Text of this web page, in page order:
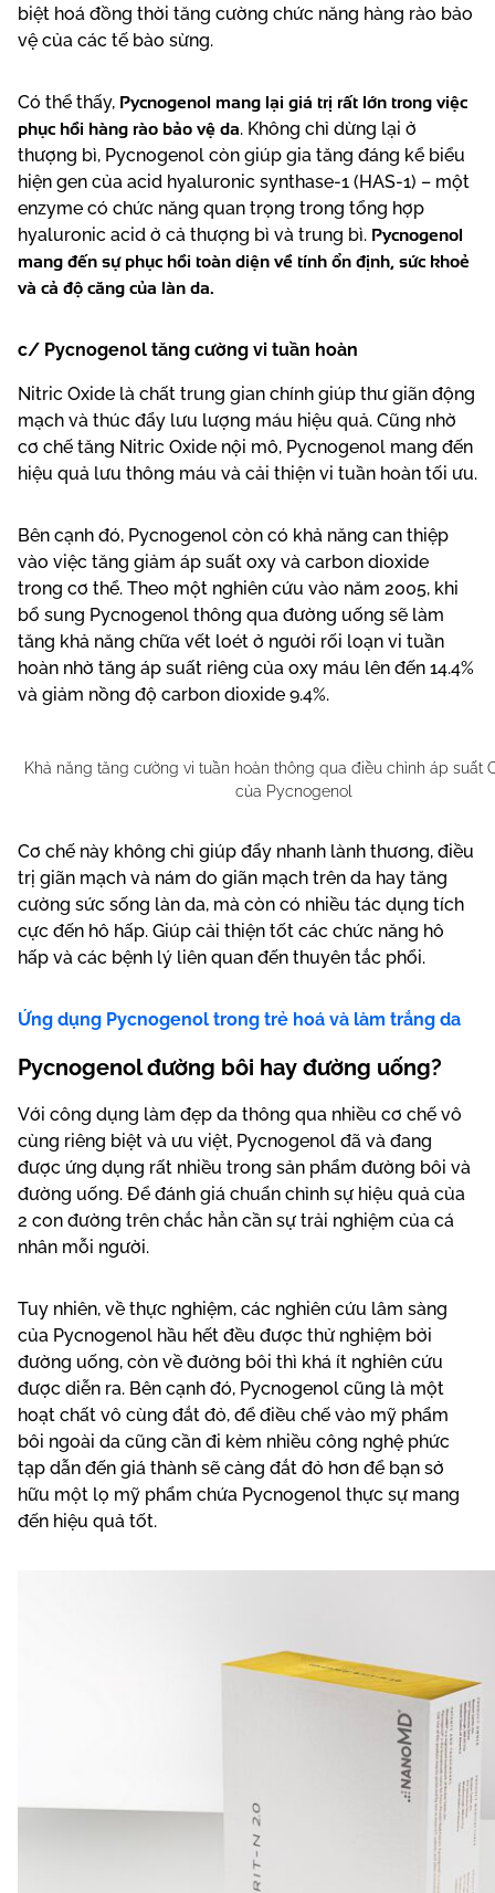
biệt hoá đồng thời tăng cường chức năng hàng rào bảo
vệ của các tế bào sừng.
Có thể thấy, Pycnogenol mang lại giá trị rất lớn trong việc
phục hồi hàng rào bảo vệ da. Không chỉ dừng lại ở
thượng bì, Pycnogenol còn giúp gia tăng đáng kể biểu
hiện gen của acid hyaluronic synthase-1 (HAS-1) – một
enzyme có chức năng quan trọng trong tổng hợp
hyaluronic acid ở cả thượng bì và trung bì. Pycnogenol
mang đến sự phục hồi toàn diện về tính ổn định, sức khoẻ
và cả độ căng của làn da.
c/ Pycnogenol tăng cường vi tuần hoàn
Nitric Oxide là chất trung gian chính giúp thư giãn động
mạch và thúc đẩy lưu lượng máu hiệu quả. Cũng nhờ
cơ chế tăng Nitric Oxide nội mô, Pycnogenol mang đến
hiệu quả lưu thông máu và cải thiện vi tuần hoàn tối ưu.
Bên cạnh đó, Pycnogenol còn có khả năng can thiệp
vào việc tăng giảm áp suất oxy và carbon dioxide
trong cơ thể. Theo một nghiên cứu vào năm 2005, khi
bổ sung Pycnogenol thông qua đường uống sẽ làm
tăng khả năng chữa vết loét ở người rối loạn vi tuần
hoàn nhờ tăng áp suất riêng của oxy máu lên đến 14.4%
và giảm nồng độ carbon dioxide 9.4%.
Khả năng tăng cường vi tuần hoàn thông qua điều chỉnh áp suất
của Pycnogenol
Cơ chế này không chỉ giúp đẩy nhanh lành thương, điều
trị giãn mạch và nám do giãn mạch trên da hay tăng
cường sức sống làn da, mà còn có nhiều tác dụng tích
cực đến hô hấp. Giúp cải thiện tốt các chức năng hô
hấp và các bệnh lý liên quan đến thuyên tắc phổi.
Ứng dụng Pycnogenol trong trẻ hoá và làm trắng da
Pycnogenol đường bôi hay đường uống?
Với công dụng làm đẹp da thông qua nhiều cơ chế vô
cùng riêng biệt và ưu việt, Pycnogenol đã và đang
được ứng dụng rất nhiều trong sản phẩm đường bôi và
đường uống. Để đánh giá chuẩn chỉnh sự hiệu quả của
2 con đường trên chắc hẳn cần sự trải nghiệm của cá
nhân mỗi người.
Tuy nhiên, về thực nghiệm, các nghiên cứu lâm sàng
của Pycnogenol hầu hết đều được thử nghiệm bởi
đường uống, còn về đường bôi thì khá ít nghiên cứu
được diễn ra. Bên cạnh đó, Pycnogenol cũng là một
hoạt chất vô cùng đắt đỏ, để điều chế vào mỹ phẩm
bôi ngoài da cũng cần đi kèm nhiều công nghệ phức
tạp dẫn đến giá thành sẽ càng đắt đỏ hơn để bạn sở
hữu một lọ mỹ phẩm chứa Pycnogenol thực sự mang
đến hiệu quả tốt.